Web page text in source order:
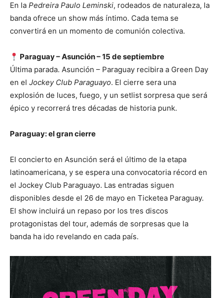
En la Pedreira Paulo Leminski, rodeados de naturaleza, la
banda ofrece un show más íntimo. Cada tema se
convertirá en un momento de comunión colectiva.
Paraguay –Asunción – 15 de septiembre
Última parada. Asunción – Paraguay recibira a Green Day
en el Jockey Club Paraguayo. El cierre sera una
explosión de luces, fuego, y un setlist sorpresa que será
épico y recorrerá tres décadas de historia punk.
Paraguay: el gran cierre
El concierto en Asunción será el último de la etapa
latinoamericana, y se espera una convocatoria récord en
el Jockey Club Paraguayo. Las entradas siguen
disponibles desde el 26 de mayo en Ticketea Paraguay.
El show incluirá un repaso por los tres discos
protagonistas del tour, además de sorpresas que la
banda ha ido revelando en cada país.